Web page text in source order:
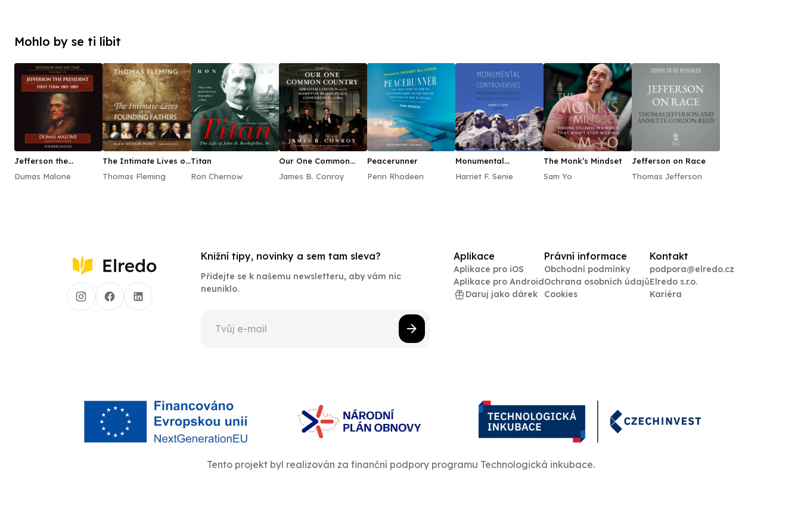
Mohlo by se ti líbit
Jefferson the
1801–1805
Dumas Malone
The Intimate Lives of
Thomas Fleming
Titan
Ron Chernow
Our One Common
James B. Conroy
Peacerunner
Penn Rhodeen
Monumental
Harriet F. Senie
The Monk’s Mindset
Sam Yo
Jefferson on Race
Thomas Jefferson
Knižní tipy, novinky a sem tam sleva?
Přidejte se k našemu newsletteru, aby vám nic
neuniklo.
Aplikace
Aplikace pro iOS
Aplikace pro Android
Daruj jako dárek
Právní informace
Obchodní podmínky
Ochrana osobních údajů
Cookies
Kontakt
podpora@elredo.cz
Elredo s.r.o.
Kariéra
Tento projekt byl realizován za finanční podpory programu Technologická inkubace.